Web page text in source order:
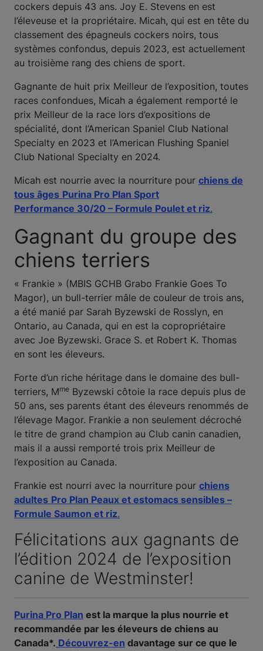
cockers depuis 43 ans. Joy E. Stevens en est
l’éleveuse et la propriétaire. Micah, qui est en tête du
classement des épagneuls cockers noirs, tous
systèmes confondus, depuis 2023, est actuellement
au troisième rang des chiens de sport.
Gagnante de huit prix Meilleur de l’exposition, toutes
races confondues, Micah a également remporté le
prix Meilleur de la race lors d’expositions de
spécialité, dont l’American Spaniel Club National
Specialty en 2023 et l’American Flushing Spaniel
Club National Specialty en 2024.
Micah est nourrie avec la nourriture pour chiens de
tous âges Purina Pro Plan Sport
Performance 30/20 – Formule Poulet et riz.
Gagnant du groupe des
chiens terriers
« Frankie » (MBIS GCHB Grabo Frankie Goes To
Magor), un bull-terrier mâle de couleur de trois ans,
a été manié par Sarah Byzewski de Rosslyn, en
Ontario, au Canada, qui en est la copropriétaire
avec Joe Byzewski. Grace S. et Robert K. Thomas
en sont les éleveurs.
Forte d’un riche héritage dans le domaine des bull-
terriers, Mme Byzewski côtoie la race depuis plus de
50 ans, ses parents étant des éleveurs renommés de
l’élevage Magor. Frankie a non seulement décroché
le titre de grand champion au Club canin canadien,
mais il a aussi remporté trois prix Meilleur de
l’exposition au Canada.
Frankie est nourri avec la nourriture pour chiens
adultes Pro Plan Peaux et estomacs sensibles –
Formule Saumon et riz.
Félicitations aux gagnants de
l’édition 2024 de l’exposition
canine de Westminster!
Purina Pro Plan est la marque la plus nourrie et
recommandée par les éleveurs de chiens au
Canada*. Découvrez-en davantage sur ce que le